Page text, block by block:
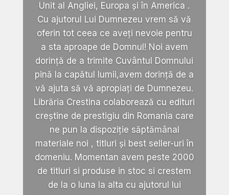
Unit al Angliei, Europa și în America .
Cu ajutorul Lui Dumnezeu vrem să vă
oferin tot ceea ce aveți nevoie pentru
a sta aproape de Domnul! Noi avem
dorință de a trimite Cuvântul Domnului
pină la capătul lumii,avem dorință de a
vă ajuta să vă apropiați de Dumnezeu.
Librăria Crestina colaborează cu edituri
creștine de prestigiu din Romania care
ne pun la dispoziție săptămânal
materiale noi , titluri și best seller-uri în
domeniu. Momentan avem peste 2000
de titluri si produse in stoc si crestem
de la o luna la alta cu ajutorul lui